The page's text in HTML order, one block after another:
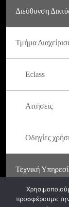
Διεύθυνση
Τμήμα
Eclass
Αιτήσεις
Οδηγίες
Τεχνική
προσφέρουμε